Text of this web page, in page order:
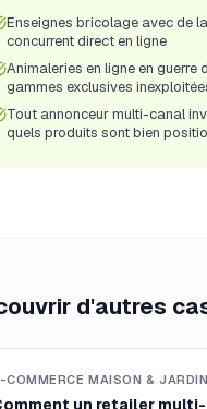
Enseignes bricolage avec de
concurrent direct en ligne
Animaleries en ligne en
gammes exclusives
Tout annonceur multi-canal
quels produits sont bien
d'autres
COMMERCE MAISON & JARDIN
un retailer multi-